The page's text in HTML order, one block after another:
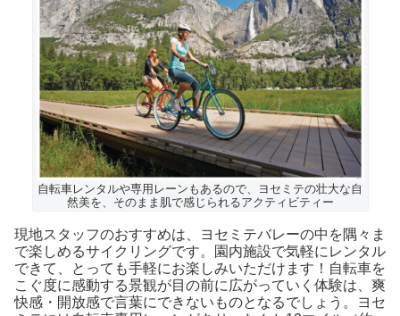
自転車レンタルや専用レーンもあるので、ヨセミテの壮大な自
然美を、そのまま肌で感じられるアクティビティー
現地スタッフのおすすめは、ヨセミテバレーの中を隅々ま
で楽しめるサイクリングです。園内施設で気軽にレンタル
できて、とっても手軽にお楽しみいただけます！自転車を
こぐ度に感動する景観が目の前に広がっていく体験は、爽
快感・開放感で言葉にできないものとなるでしょう。ヨセ